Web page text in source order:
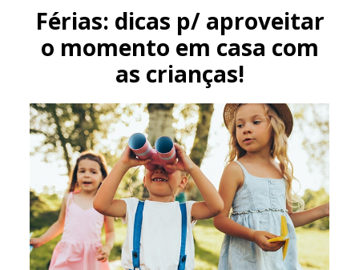
Férias: dicas p/ aproveitar
o momento em casa com
as crianças!